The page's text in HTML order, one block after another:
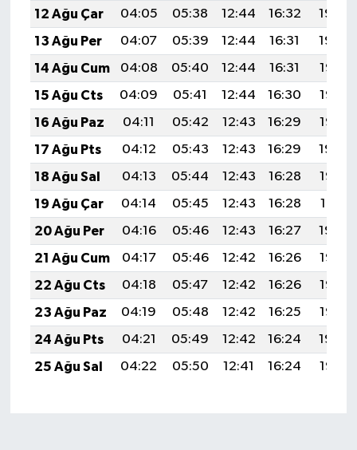
12 Ağu Çar
04:05 05:38 12:44 16:32
19:40
13 Ağu Per
04:07 05:39 12:44 16:31
19:39
14 Ağu Cum
04:08 05:40 12:44 16:31
19:38
15 Ağu Cts
04:09 05:41 12:44 16:30
19:36
16 Ağu Paz
04:11 05:42 12:43 16:29
19:35
17 Ağu Pts
04:12 05:43 12:43 16:29
19:34
18 Ağu Sal
04:13 05:44 12:43 16:28
19:32
19 Ağu Çar
04:14 05:45 12:43 16:28
19:31
20 Ağu Per
04:16 05:46 12:43 16:27
19:30
21 Ağu Cum
04:17 05:46 12:42 16:26
19:28
22 Ağu Cts
04:18 05:47 12:42 16:26
19:27
23 Ağu Paz
04:19 05:48 12:42 16:25
19:25
24 Ağu Pts
04:21 05:49 12:42 16:24
19:24
25 Ağu Sal
04:22 05:50 12:41 16:24 19:23